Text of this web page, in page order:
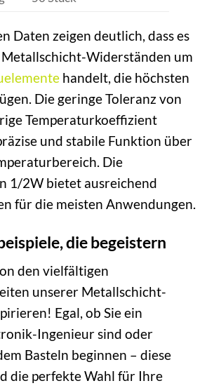
Daten zeigen deutlich, dass es
Widerständen um
handelt, die höchsten
Die geringe Toleranz von
Temperaturkoeffizient
und stabile Funktion über
Die
1/2W bietet ausreichend
für die meisten Anwendungen.
die begeistern
den vielfältigen
unserer Metallschicht-
Egal, ob Sie ein
Ingenieur sind oder
Basteln beginnen – diese
die perfekte Wahl für Ihre